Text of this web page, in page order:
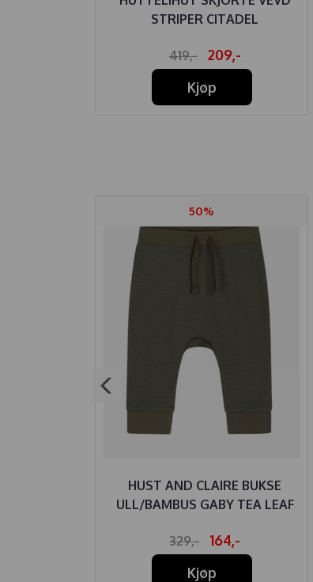
STRIPER CITADEL
419,-
209,-
Kjøp
50%
HUST AND CLAIRE BUKSE
ULL/BAMBUS GABY TEA LEAF
329,-
164,-
Kjøp